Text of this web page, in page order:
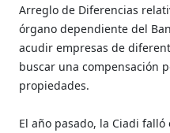
Arreglo de Diferencias
órgano dependiente del
acudir empresas de
buscar una compensación
propiedades.
El año pasado, la Ciadi